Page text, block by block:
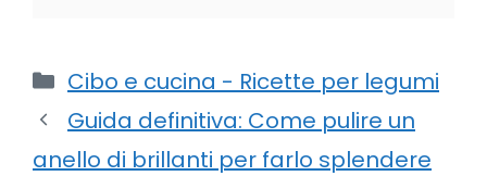
Categorie
Cibo e cucina - Ricette per legumi
Guida definitiva: Come pulire un
anello di brillanti per farlo splendere